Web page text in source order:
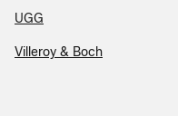
UGG
Villeroy & Boch